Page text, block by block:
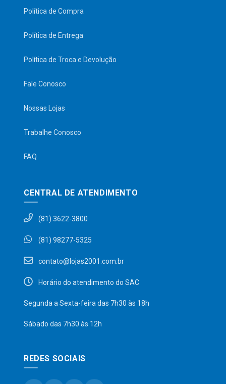
Política de Compra
Política de Entrega
Política de Troca e Devolução
Fale Conosco
Nossas Lojas
Trabalhe Conosco
FAQ
CENTRAL DE ATENDIMENTO
(81) 3622-3800
(81) 98277-5325
contato@lojas2001.com.br
Horário do atendimento do SAC
Segunda a Sexta-feira das 7h30 às 18h
Sábado das 7h30 às 12h
REDES SOCIAIS